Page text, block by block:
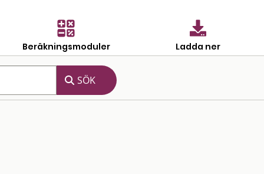
Beräkningsmoduler Ladda ner